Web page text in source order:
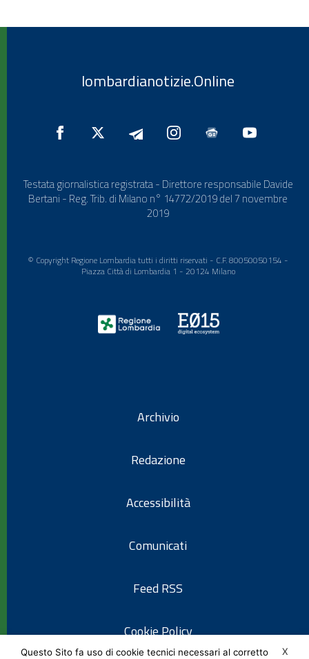
lombardianotizie.Online
Testata giornalistica registrata - Direttore responsabile Davide
Bertani - Reg. Trib. di Milano n° 14772/2019 del 7 novembre
2019
© Copyright Regione Lombardia tutti i diritti riservati - C.F. 80050050154 -
Piazza Città di Lombardia 1 - 20124 Milano
Archivio
Redazione
Accessibilità
Comunicati
Feed RSS
Cookie Policy
X
Questo Sito fa uso di cookie tecnici necessari al corretto